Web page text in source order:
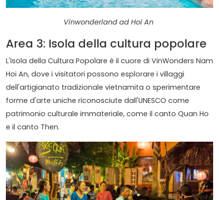
Vinwonderland ad Hoi An
Area 3: Isola della cultura popolare
L'Isola della Cultura Popolare è il cuore di VinWonders Nam
Hoi An, dove i visitatori possono esplorare i villaggi
dell'artigianato tradizionale vietnamita o sperimentare
forme d'arte uniche riconosciute dall'UNESCO come
patrimonio culturale immateriale, come il canto Quan Ho
e il canto Then.